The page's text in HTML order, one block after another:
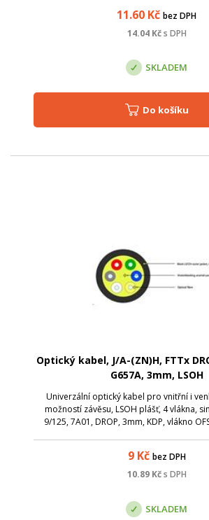
11.60 Kč bez DPH
14.04Kč s DPH
SKLADEM
Do košíku
Optický kabel, J/A-(ZN)H, FTTx
G657A, 3mm, LSOH
Univerzální optický kabel pro vnitřní i
možností závěsu, LSOH plášť, 4 vlákna,
9/125, 7A01, DROP, 3mm, KDP, vlákno
9Kč bez DPH
10.89Kč s DPH
SKLADEM